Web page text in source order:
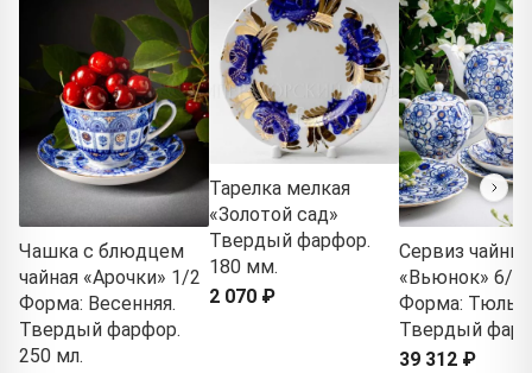
Чашка с блюдцем
чайная «Арочки» 1/2
Форма: Весенняя.
Твердый фарфор.
250 мл.
Тарелка мелкая
«Золотой сад»
Твердый фарфор.
180 мм.
2 070 ₽
Сервиз
«Вьюнок» 6/
Форма:
Твердый
39 312 ₽